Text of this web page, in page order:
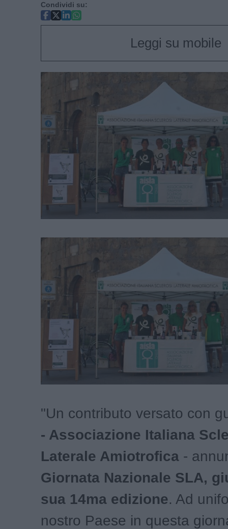
Condividi su:
Leggi su mobile
"Un contributo versato con
- Associazione Italiana
Laterale Amiotrofica -
Giornata Nazionale SLA,
sua 14ma edizione. Ad
nostro Paese in questa